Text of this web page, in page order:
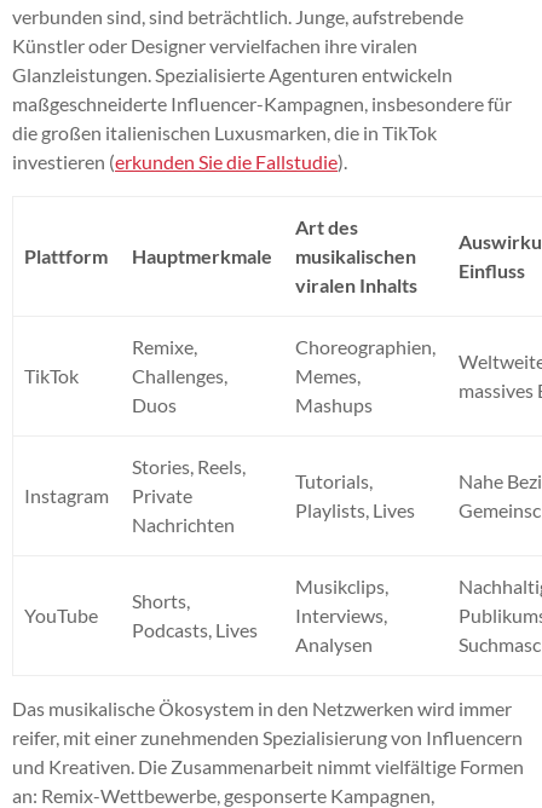
verbunden sind, sind beträchtlich. Junge, aufstrebende
Künstler oder Designer vervielfachen ihre viralen
Glanzleistungen. Spezialisierte Agenturen entwickeln
maßgeschneiderte Influencer-Kampagnen, insbesondere für
die großen italienischen Luxusmarken, die in TikTok
investieren (erkunden Sie die Fallstudie).
Plattform Hauptmerkmale
Art des
musikalischen
viralen Inhalts
Einfluss
TikTok
Remixe,
Challenges,
Duos
Choreographien,
Memes,
Mashups
massives
Instagram
Stories, Reels,
Private
Nachrichten
Tutorials,
Playlists, Lives
Nahe
YouTube
Shorts,
Podcasts, Lives
Musikclips,
Interviews,
Analysen
Das musikalische Ökosystem in den Netzwerken wird immer
reifer, mit einer zunehmenden Spezialisierung von Influencern
und Kreativen. Die Zusammenarbeit nimmt vielfältige Formen
an: Remix-Wettbewerbe, gesponserte Kampagnen,